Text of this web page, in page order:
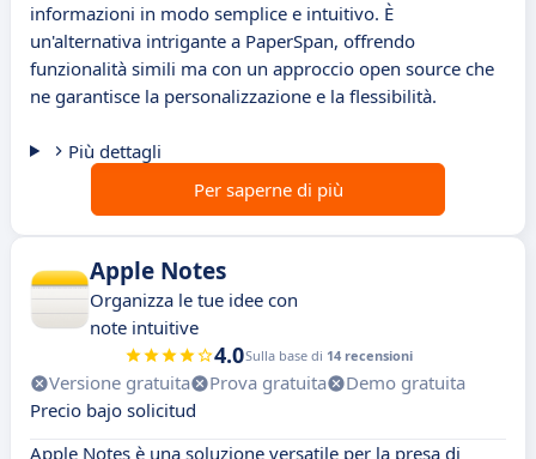
informazioni in modo semplice e intuitivo. È
un'alternativa intrigante a PaperSpan, offrendo
funzionalità simili ma con un approccio open source che
ne garantisce la personalizzazione e la flessibilità.
Più dettagli
Per saperne di più
Apple Notes
Organizza le tue idee con
note intuitive
4.0Sulla base di 14 recensioni
Versione gratuita Prova gratuita
Demo gratuita
Precio bajo solicitud
Apple Notes è una soluzione versatile per la presa di